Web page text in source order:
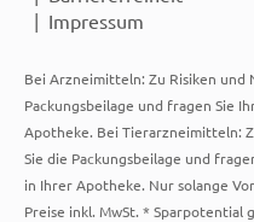
Impressum
Bei Arzneimitteln: Zu Risiken und
Packungsbeilage und fragen Sie
Apotheke. Bei Tierarzneimitteln:
Sie die Packungsbeilage und
in Ihrer Apotheke. Nur solange
Preise inkl. MwSt. *